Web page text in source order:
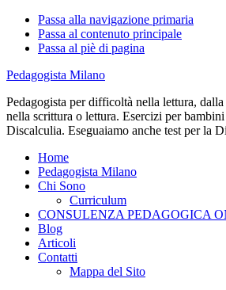
Passa alla navigazione primaria
Passa al contenuto principale
Passa al piè di pagina
Pedagogista Milano
Pedagogista per difficoltà nella lettura,
nella scrittura o lettura. Esercizi per
Discalculia. Eseguaiamo anche test per la
Home
Pedagogista Milano
Chi Sono
Curriculum
CONSULENZA PEDAGOGICA
Blog
Articoli
Contatti
Mappa del Sito